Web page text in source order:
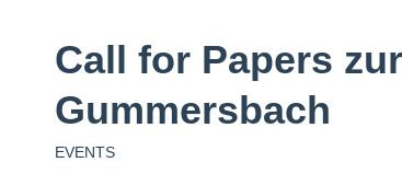
Call for Papers
Gummersbach
EVENTS